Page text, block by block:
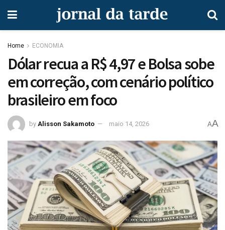
Home ECONOMIA
Dólar recua a R$ 4,97 e Bolsa sobe
em correção, com cenário político
brasileiro em foco
by Alisson Sakamoto maio 14, 2026 AA